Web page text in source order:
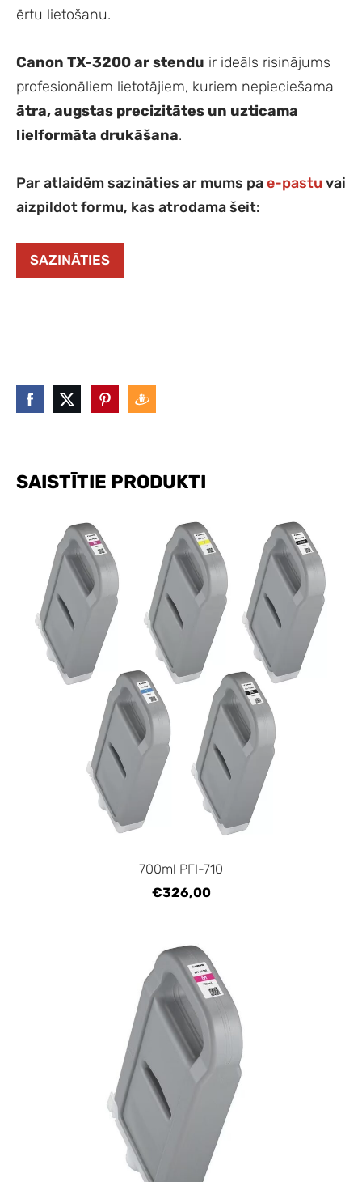
ērtu lietošanu.
Canon TX-3200 ar stendu ir ideāls risinājums
profesionāliem lietotājiem, kuriem nepieciešama
ātra, augstas precizitātes un uzticama
lielformāta drukāšana.
Par atlaidēm sazināties ar mums pae-pastu vai
aizpildot formu, kas atrodama šeit:
SAZINĀTIES
SAISTĪTIE PRODUKTI
700ml PFI-710
€326,00